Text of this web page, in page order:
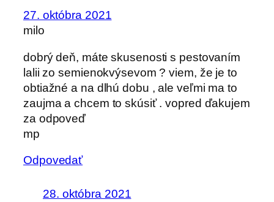
27. októbra 2021
milo
dobrý deň, máte skusenosti s pestovaním
lalii zo semienokvýsevom ? viem, že je to
obtiažné a na dlhú dobu , ale veľmi ma to
zaujma a chcem to skúsiť . vopred ďakujem
za odpoveď
mp
Odpovedať
28. októbra 2021